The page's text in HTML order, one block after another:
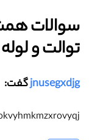
سوالات
توالت و
jnusegxdjgگفت: